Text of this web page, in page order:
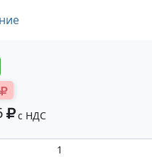
с НДС